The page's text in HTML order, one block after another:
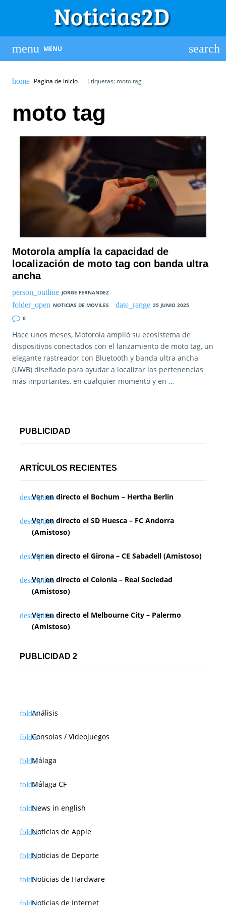
MENU
Pagina de inicio Etiquetas: moto tag
moto tag
Motorola amplía la capacidad de
localización de moto tag con banda ultra
ancha
JORGE FERNANDEZ
NOTICIAS DE MOVILES
25 JUNIO 2025
0
Hace unos meses, Motorola amplió su ecosistema de
dispositivos conectados con el lanzamiento de moto tag, un
elegante rastreador con Bluetooth y banda ultra ancha
(UWB) diseñado para ayudar a localizar las pertenencias
más importantes, en cualquier momento y en …
PUBLICIDAD
ARTÍCULOS RECIENTES
Ver en directo el Bochum – Hertha Berlin
Ver en directo el SD Huesca – FC Andorra
(Amistoso)
Ver en directo el Girona – CE Sabadell (Amistoso)
Ver en directo el Colonia – Real Sociedad
(Amistoso)
Ver en directo el Melbourne City – Palermo
(Amistoso)
PUBLICIDAD 2
Análisis
Consolas / Videojuegos
Málaga
Málaga CF
News in english
Noticias de Apple
Noticias de Deporte
Noticias de Hardware
Noticias de Internet